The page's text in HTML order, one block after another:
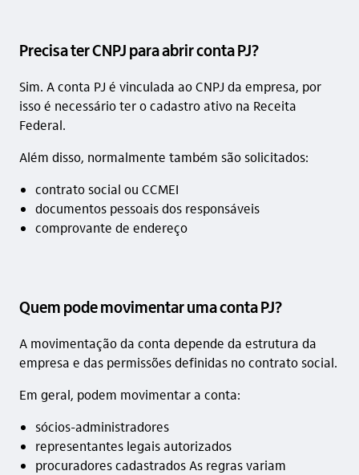
Precisa ter CNPJ para abrir conta PJ?
Sim. A conta PJ é vinculada ao CNPJ da empresa, por
isso é necessário ter o cadastro ativo na Receita
Federal.
Além disso, normalmente também são solicitados:
contrato social ou CCMEI
documentos pessoais dos responsáveis
comprovante de endereço
Quem pode movimentar uma conta PJ?
A movimentação da conta depende da estrutura da
empresa e das permissões definidas no contrato social.
Em geral, podem movimentar a conta:
sócios-administradores
representantes legais autorizados
procuradores cadastrados As regras variam